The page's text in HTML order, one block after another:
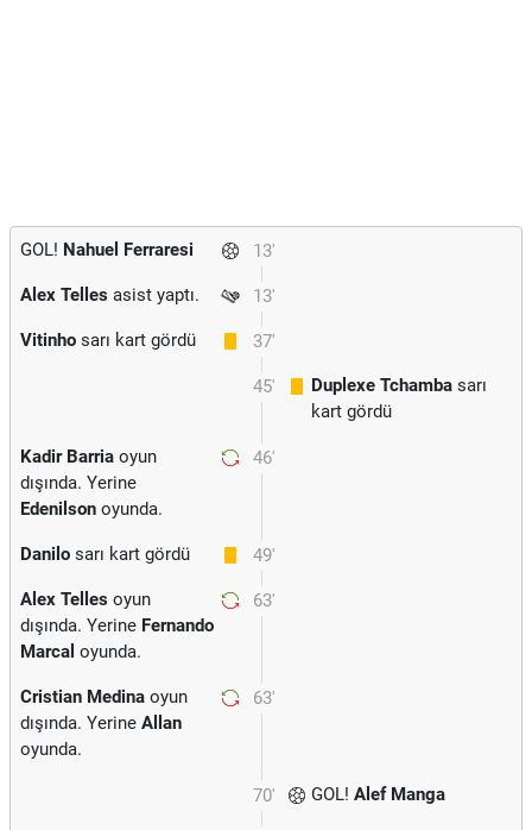
13'
GOL! Nahuel Ferraresi
13'
Alex Telles asist yaptı.
37'
Vitinho sarı kart gördü
45' Duplexe Tchamba sarı
kart gördü
46'
Kadir Barria oyun
dışında. Yerine
Edenilson oyunda.
49'
Danilo sarı kart gördü
63'
Alex Telles oyun
dışında. Yerine Fernando
Marcal oyunda.
63'
Cristian Medina oyun
dışında. Yerine Allan
oyunda.
70' GOL! Alef Manga